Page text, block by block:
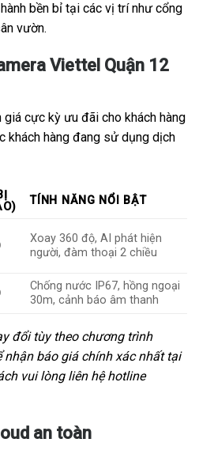
bền bỉ tại các vị trí như cổng
vườn.
Viettel Quận 12
cực kỳ ưu đãi cho khách hàng
khách hàng đang sử dụng dịch
TÍNH NĂNG NỔI BẬT
Xoay 360 độ, AI phát hiện
người, đàm thoại 2 chiều
Chống nước IP67, hồng ngoại
30m, cảnh báo âm thanh
đổi tùy theo chương trình
nhận báo giá chính xác nhất tại
vui lòng liên hệ hotline
an toàn